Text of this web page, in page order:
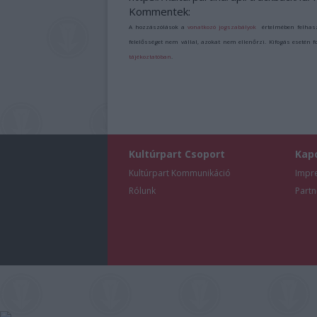
Kommentek:
A hozzászólások avonatkozó jogszabályok értelmében
felelősséget nem vállal, azokat nem ellenőrzi. Kifogás esetén
tájékoztatóban
Kultúrpart Csoport
Kultúrpart Kommunikáció
Rólunk